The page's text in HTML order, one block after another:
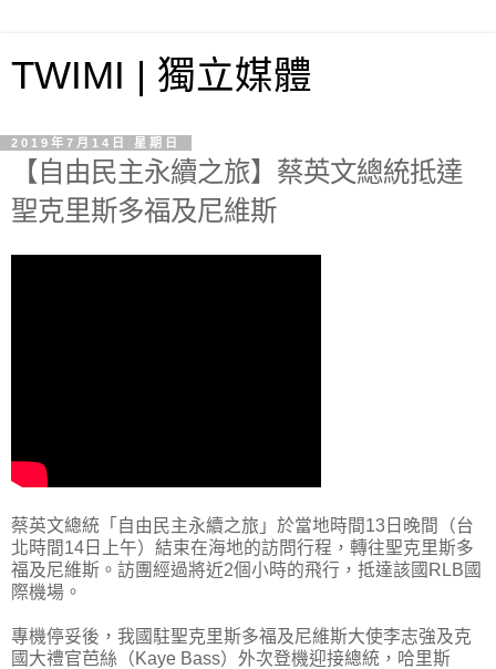
TWIMI | 獨立媒體
2019年7月14日 星期日
【自由民主永續之旅】蔡英文總統抵達
聖克里斯多福及尼維斯
蔡英文總統「自由民主永續之旅」於當地時間13日晚間（台
北時間14日上午）結束在海地的訪問行程，轉往聖克里斯多
福及尼維斯。訪團經過將近2個小時的飛行，抵達該國RLB國
際機場。
專機停妥後，我國駐聖克里斯多福及尼維斯大使李志強及克
國大禮官芭絲（Kaye Bass）外次登機迎接總統，哈里斯